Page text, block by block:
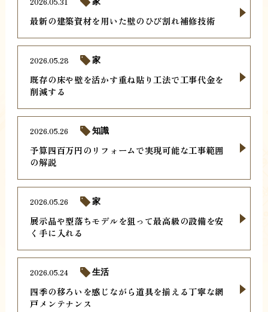
最新の建築資材を用いた壁のひび割れ補修技術
既存の床や壁を活かす重ね貼り工法で工事代金を
削減する
2026.05.28 家
予算四百万円のリフォームで実現可能な工事範囲
の解説
2026.05.26 知識
展示品や型落ちモデルを狙って最高級の設備を安
く手に入れる
2026.05.26 家
四季の移ろいを感じながら道具を揃える丁寧な網
戸メンテナンス
2026.05.24 生活